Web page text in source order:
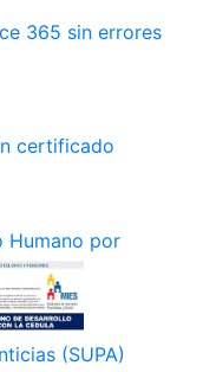
365 sin errores
certificado
Humano por
(SUPA)